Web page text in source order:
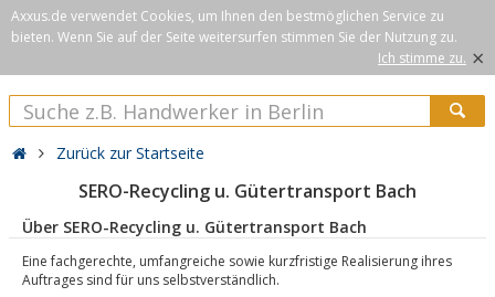
Axxus.de verwendet Cookies, um Ihnen den bestmöglichen Service zu
bieten. Wenn Sie auf der Seite weitersurfen stimmen Sie der Nutzung zu.
Ich stimme zu. ×
Zurück zur Startseite
SERO-Recycling u. Gütertransport Bach
Über SERO-Recycling u. Gütertransport Bach
Eine fachgerechte, umfangreiche sowie kurzfristige Realisierung ihres
Auftrages sind für uns selbstverständlich.